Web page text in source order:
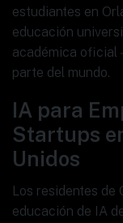
estudiantes en
educación
académica oficial
parte del mundo.
IA para
Startups
Unidos
Los residentes de
educación de IA